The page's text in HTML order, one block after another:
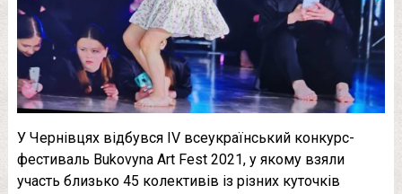
У Чернівцях відбувся IV всеукраїнський конкурс-
фестиваль Bukovyna Art Fest 2021, у якому взяли
участь близько 45 колективів із різних куточків